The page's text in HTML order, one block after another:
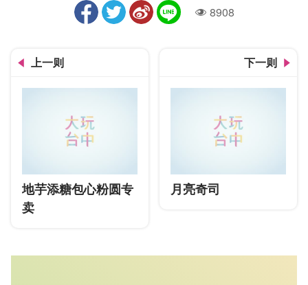
人气8908
上一则
地芋添糖包心粉圆专
卖
下一则
月亮奇司